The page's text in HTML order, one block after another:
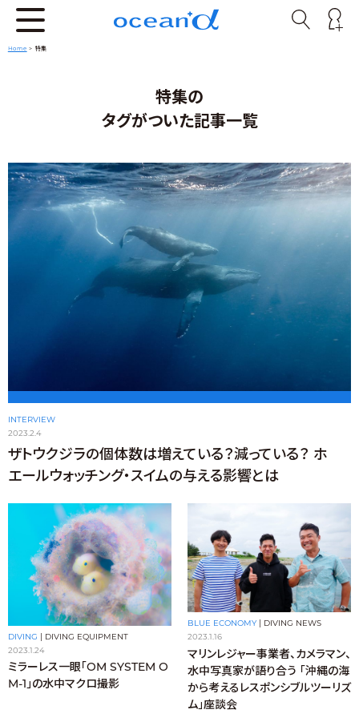
Home > 特集
特集の
タグがついた記事一覧
INTERVIEW
2023.2.4
ザトウクジラの個体数は増えている？減っている？ ホ
エールウォッチング・スイムの与える影響とは
DIVING | DIVING EQUIPMENT
2023.1.24
ミラーレス一眼「OM SYSTEM O
M-1」の水中マクロ撮影
BLUE ECONOMY | DIVING NEWS
2023.1.16
マリンレジャー事業者、カメラマン、
水中写真家が語り合う 「沖縄の海
から考えるレスポンシブルツーリズ
ム」座談会